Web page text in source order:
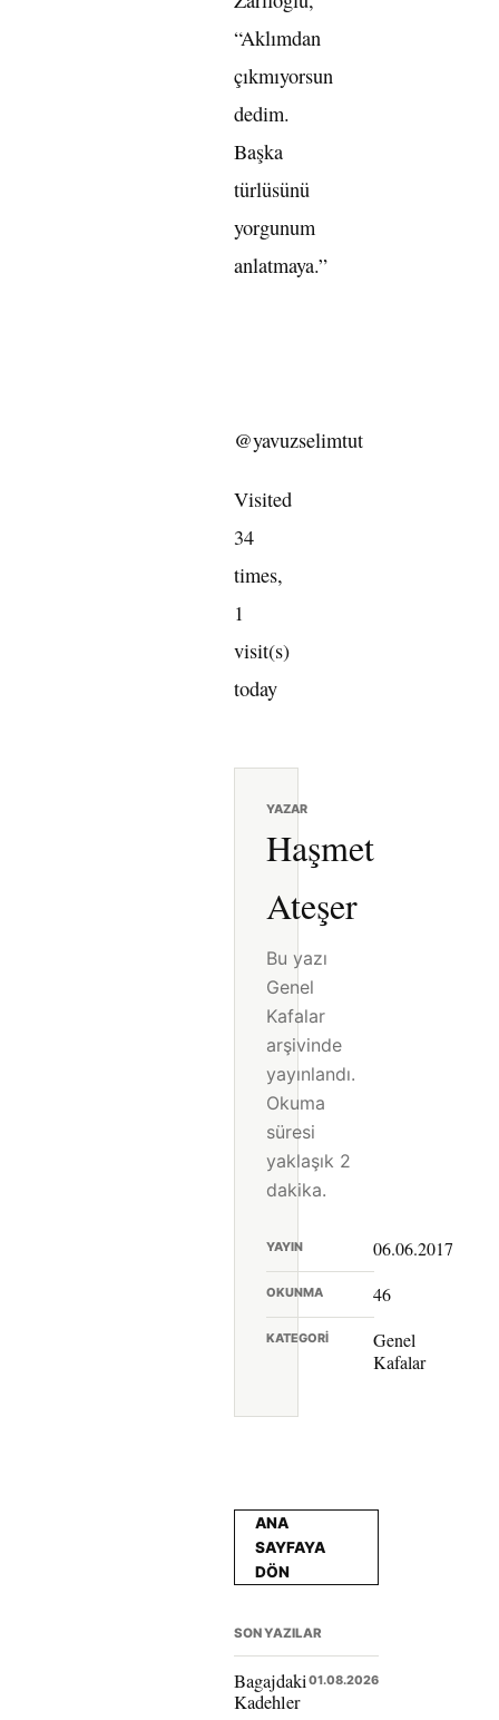
“Aklımdan
çıkmıyorsun
dedim.
Başka
türlüsünü
yorgunum
anlatmaya.”
@yavuzselimtut
Visited
34
times,
1
visit(s)
today
YAZAR
Haşmet
Ateşer
Bu yazı
Genel
Kafalar
arşivinde
yayınlandı.
Okuma
süresi
yaklaşık 2
dakika.
YAYIN 06.06.2017
OKUNMA 46
KATEGORI
Genel
Kafalar
ANA
SAYFAYA
DÖN
SON YAZILAR
Bagajdaki
Kadehler
01.08.2026